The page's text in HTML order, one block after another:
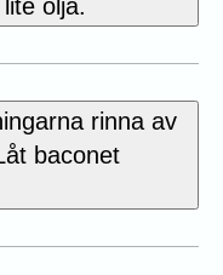
olja.
rinna av
baconet